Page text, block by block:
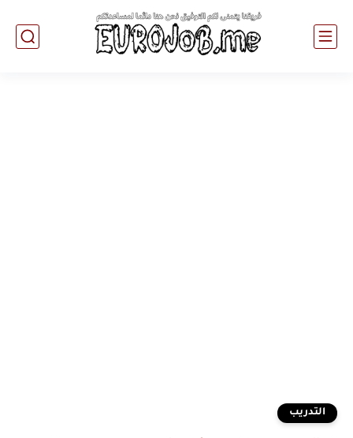
التدريب